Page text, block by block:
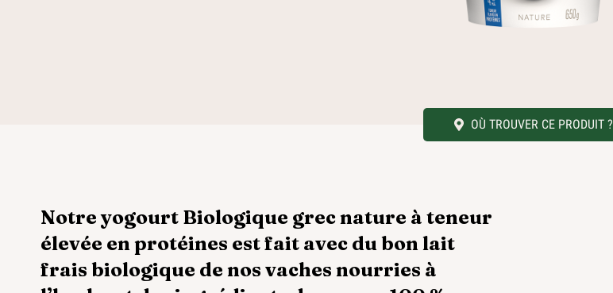
OÙ TROUVER CE PRODUIT ?
Notre yogourt Biologique grec nature à teneur
élevée en protéines est fait avec du bon lait
frais biologique de nos vaches nourries à